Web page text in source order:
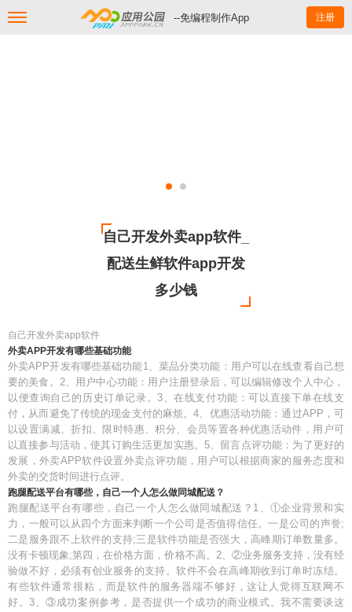
--免编程制作App 注册
自己开发外卖app软件_
配送生鲜软件app开发
多少钱
自己开发外卖app软件
外卖APP开发有哪些基础功能
外卖APP开发有哪些基础功能1、菜品分类功能：用户可以在线查看自己想
要的美食。2、用户中心功能：用户注册登录后，可以编辑修改个人中心，
以便查询自己的历史订单记录。3、在线支付功能：可以直接下单在线支
付，从而避免了传统的现金支付的麻烦。4、优惠活动功能：通过APP，可
以设置满减、折扣、限时特惠、积分、会员等置各种优惠活动件，用户可
以直接参与活动，使其订购生活更加实惠。5、留言点评功能：为了更好的
发展，外卖APP软件设置外卖点评功能，用户可以根据商家的服务态度和
外卖的交货时间进行点评。
跑腿配送平台有哪些，自己一个人怎么做同城配送？
跑腿配送平台有哪些，自己一个人怎么做同城配送？1、①企业背景和实
力，一般可以从四个方面来判断一个公司是否值得信任。一是公司的声誉;
二是服务跟不上软件的支持;三是软件功能是否强大，高峰期订单数量多。
没有卡顿现象;第四，在价格方面，价格不高。2、②业务服务支持，没有经
验做不好，必须有创业服务的支持。软件不会在高峰期收到订单时冻结。
有些软件通常很粘，而是软件的服务器端不够好，这让人觉得互联网不
好。3、③成功案例参考，是否提供一个成功的商业模式。我不需要谈这